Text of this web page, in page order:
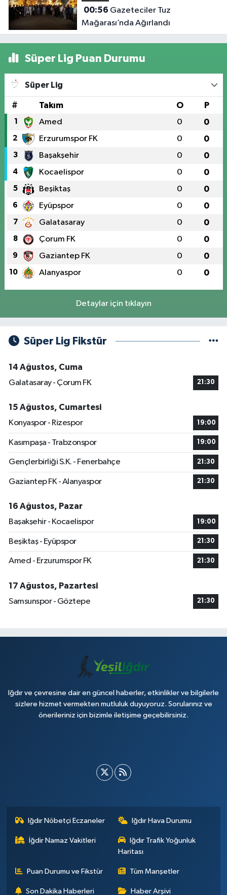
çıktı
00:56
Mağarası’nda Ağırlandı
Süper Lig Puan Durumu
Süper Lig
# Takım O P
1 Amed 0 0
2 Erzurumspor FK 0 0
3 Başakşehir 0 0
4 Kocaelispor 0 0
5 Beşiktaş 0 0
6 Eyüpspor 0 0
7 Galatasaray 0 0
8 Çorum FK 0 0
9 Gaziantep FK 0 0
10 Alanyaspor 0 0
Detaylar için tıklayın
Süper Lig Fikstür
14 Ağustos, Cuma
Galatasaray - Çorum FK
21:30
15 Ağustos, Cumartesi
Konyaspor - Rizespor
19:00
Kasımpaşa - Trabzonspor 19:00
Gençlerbirliği S.K. - Fenerbahçe 21:30
Gaziantep FK - Alanyaspor 21:30
16 Ağustos, Pazar
Başakşehir - Kocaelispor
19:00
Beşiktaş - Eyüpspor 21:30
Amed - Erzurumspor FK 21:30
17 Ağustos, Pazartesi
Samsunspor - Göztepe
21:30
Iğdır ve çevresine dair en güncel haberler, etkinlikler ve bilgilerle
sizlere hizmet vermekten mutluluk duyuyoruz. Sorularınız ve
önerileriniz için bizimle iletişime geçebilirsiniz.
Iğdır Nöbetçi Eczaneler Iğdır Hava Durumu
İğdir Namaz Vakitleri
Iğdır Trafik Yoğunluk
Haritası
Puan Durumu ve Fikstür Tüm Manşetler
Son Dakika Haberleri Haber Arşivi